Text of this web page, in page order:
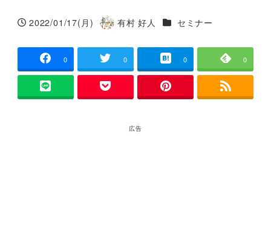
投稿日
2022/01/17(月)
著
有村 好人 カテゴリー
セミナー
0 0 0 0
広告